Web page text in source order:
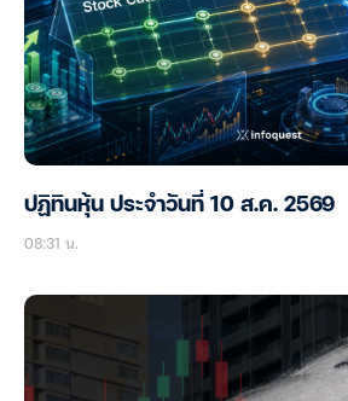
ปฏิทินหุ้น ประจำวันที่ 10 ส.ค. 2569
08:31 น.